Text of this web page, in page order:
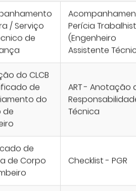
/ Serviço
de
Perícia
(Engenheiro
Assistente
do CLCB
de
do
de
ART - Anotação
Técnica
de
de Corpo
Checklist - PGR